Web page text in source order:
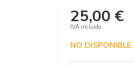
25,00 €
IVA incluido
NO DISPONIBLE